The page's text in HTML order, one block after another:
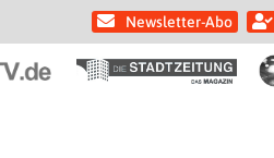
Newsletter-Abo